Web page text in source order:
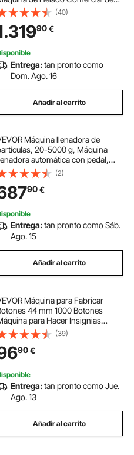
3 Sabores, Tolva de
de 6 L, para Heladerías,
Restaurantes, 74,5 x 54
x 86 cm
(40)
90€
Entrega:tan pronto como
Dom. Ago. 16
Añadir al carrito
Máquina llenadora de
20-5000 g, Máquina
automática con pedal,
Acero inoxidable, Llenadora con
para frijoles, semillas,
té, embalaje granular
(2)
90€
Entrega:tan pronto como Sáb.
Ago. 15
Añadir al carrito
Máquina para Fabricar
44 mm 1000 Botones
para Hacer Insignias
Botones Base Resistente 16 x 29 cm
30 cm Máquina para Hacer
Chapas Botones de Alfiler
(39)
90€
Entrega:tan pronto como Jue.
Ago. 13
Añadir al carrito